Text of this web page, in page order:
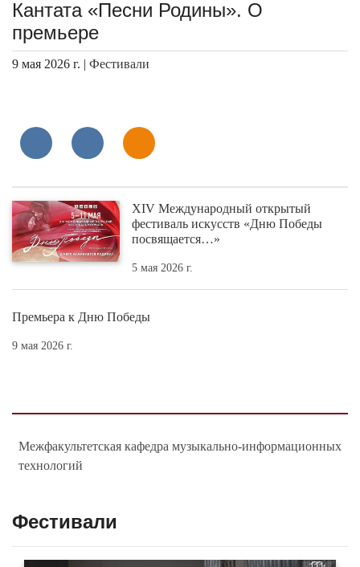
Кантата «Песни Родины». О
премьере
9 мая 2026 г. | Фестивали
XIV Международный открытый
фестиваль искусств «Дню Победы
посвящается…»
5 мая 2026 г.
Премьера к Дню Победы
9 мая 2026 г.
Межфакультетская кафедра музыкально-информационных
технологий
Фестивали